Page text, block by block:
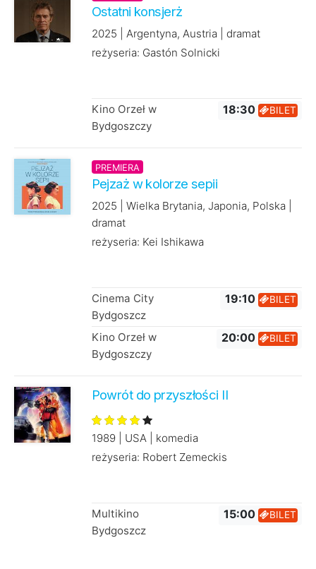
Ostatni konsjerż
2025 | Argentyna, Austria | dramat
reżyseria: Gastón Solnicki
Kino Orzeł w
Bydgoszczy
18:30 BILET
PREMIERA
Pejzaż w kolorze sepii
2025 | Wielka Brytania, Japonia, Polska |
dramat
reżyseria: Kei Ishikawa
Cinema City
Bydgoszcz
19:10 BILET
Kino Orzeł w
Bydgoszczy
20:00 BILET
Powrót do przyszłości II
1989 | USA | komedia
reżyseria: Robert Zemeckis
Multikino
Bydgoszcz
15:00 BILET